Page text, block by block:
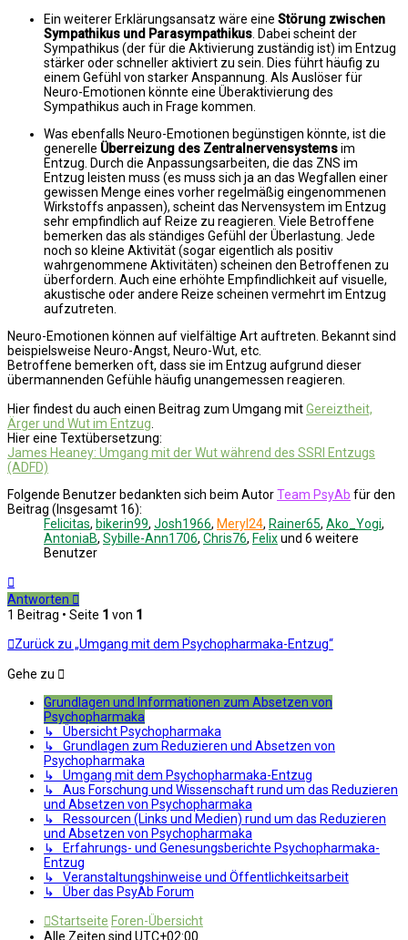
Ein weiterer Erklärungsansatz wäre eine Störung zwischen
Sympathikus und Parasympathikus . Dabei scheint der
Sympathikus (der für die Aktivierung zuständig ist) im Entzug
stärker oder schneller aktiviert zu sein. Dies führt häufig zu
einem Gefühl von starker Anspannung. Als Auslöser für
Neuro-Emotionen könnte eine Überaktivierung des
Sympathikus auch in Frage kommen.
Was ebenfalls Neuro-Emotionen begünstigen könnte, ist die
generelle Überreizung des Zentralnervensystemsim
Entzug. Durch die Anpassungsarbeiten, die das ZNS im
Entzug leisten muss (es muss sich ja an das Wegfallen einer
gewissen Menge eines vorher regelmäßig eingenommenen
Wirkstoffs anpassen), scheint das Nervensystem im Entzug
sehr empfindlich auf Reize zu reagieren. Viele Betroffene
bemerken das als ständiges Gefühl der Überlastung. Jede
noch so kleine Aktivität (sogar eigentlich als positiv
wahrgenommene Aktivitäten) scheinen den Betroffenen zu
überfordern. Auch eine erhöhte Empfindlichkeit auf visuelle,
akustische oder andere Reize scheinen vermehrt im Entzug
aufzutreten.
Neuro-Emotionen können auf vielfältige Art auftreten. Bekannt sind
beispielsweise Neuro-Angst, Neuro-Wut, etc.
Betroffene bemerken oft, dass sie im Entzug aufgrund dieser
übermannenden Gefühle häufig unangemessen reagieren.
Hier findest du auch einen Beitrag zum Umgang mitGereiztheit,
Ärger und Wut im Entzug
Hier eine Textübersetzung:
James Heaney: Umgang mit der Wut während des SSRI Entzugs
(ADFD)
Folgende Benutzer bedankten sich beim AutorTeam PsyAb für den
Beitrag (Insgesamt 16):
Felicitas, bikerin99, Josh1966, Meryl24, Rainer65, Ako_Yogi,
AntoniaB, Sybille-Ann1706, Chris76, Felixund 6 weitere
Benutzer
oben
Antworten
1 Beitrag • Seite 1 von 1
Zurück zu „Umgang mit dem Psychopharmaka-Entzug“
Gehe zu
Grundlagen und Informationen zum Absetzen von
Psychopharmaka
↳ Übersicht Psychopharmaka
↳ Grundlagen zum Reduzieren und Absetzen von
Psychopharmaka
↳ Umgang mit dem Psychopharmaka-Entzug
↳ Aus Forschung und Wissenschaft rund um das Reduzieren
und Absetzen von Psychopharmaka
↳ Ressourcen (Links und Medien) rund um das Reduzieren
und Absetzen von Psychopharmaka
↳ Erfahrungs- und Genesungsberichte Psychopharmaka-
Entzug
↳ Veranstaltungshinweise und Öffentlichkeitsarbeit
↳ Über das PsyAb Forum
Startseite Foren-Übersicht
Alle Zeiten sind UTC+02:00